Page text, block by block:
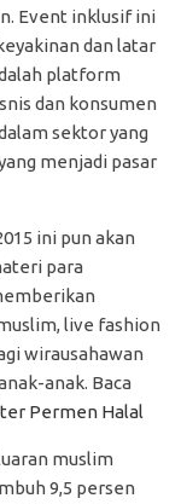
Event inklusif ini
dan latar
platform
dan konsumen
sektor yang
menjadi pasar
ini pun akan
para
live fashion
wirausahawan
anak. Baca
Permen Halal
muslim
9,5 persen